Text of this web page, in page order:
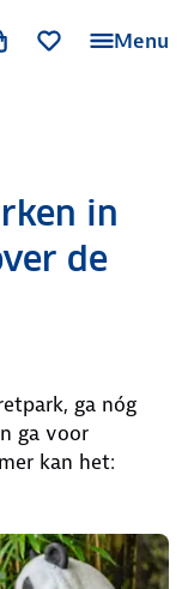
Menu
in
de
ga nóg
ga voor
kan het: